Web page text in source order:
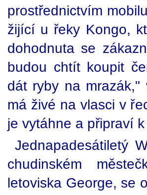
prostřednictvím
žijící u řeky Kongo,
dohodnuta se
budou chtít koupit
dát ryby na mrazák,"
má živé na vlasci v
je vytáhne a připraví
Jednapadesátiletý
chudinském
letoviska George, se